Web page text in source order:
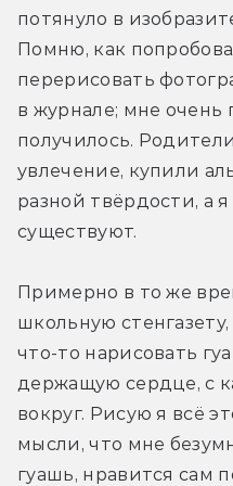
потянуло в
Помню, как
перерисовать
в журнале; мне очень
получилось.
увлечение, купили
разной твёрдости, а
существуют.
Примерно в то же
школьную
что-то нарисовать
держащую сердце, с
вокруг. Рисую я всё
мысли, что мне
гуашь, нравится сам